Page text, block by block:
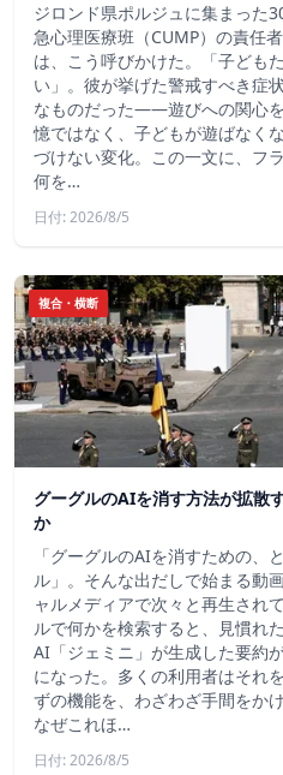
ジロンド県ポルジュに集まった
急心理医療班（CUMP）の責任
は、こう呼びかけた。「子ども
い」。彼が挙げた警戒すべき症
なものだった――遊びへの関心
憶ではなく、子どもが遊ばなく
づけない変化。この一文に、フ
何を…
日付: 2026/8/5
複合・横断
グーグルのAIを消す方法が拡散
か
「グーグルのAIを消すための、
ル」。そんな出だしで始まる動
ャルメディアで次々と再生され
ルで何かを検索すると、見慣れ
AI「ジェミニ」が生成した要約
になった。多くの利用者はそれ
ずの機能を、わざわざ手間をか
なぜこれほ…
日付: 2026/8/5